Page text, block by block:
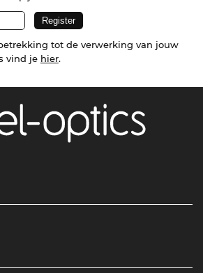
tot de verwerking van jouw
vind je hier.